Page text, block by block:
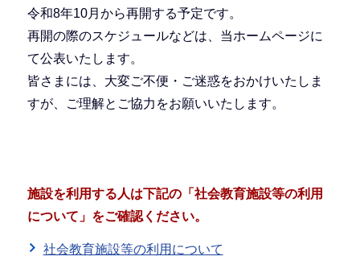
令和8年10月から再開する予定です。
再開の際のスケジュールなどは、当ホームページに
て公表いたします。
皆さまには、大変ご不便・ご迷惑をおかけいたしま
すが、ご理解とご協力をお願いいたします。
施設を利用する人は下記の「社会教育施設等の利用
について」をご確認ください。
社会教育施設等の利用について